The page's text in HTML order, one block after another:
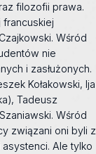
filozofii prawa.
francuskiej
Wśród
nie
i zasłużonych.
Kołakowski, Ija
Tadeusz
Wśród
związani oni byli z
Ale tylko